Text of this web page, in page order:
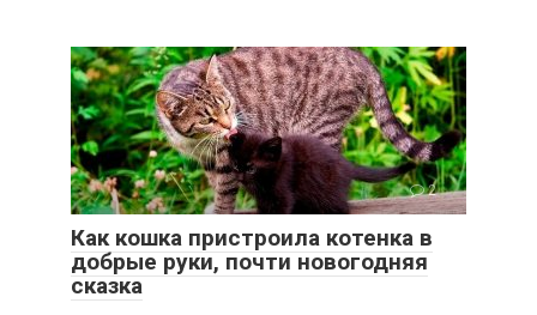
2
Как кошка пристроила котенка в
добрые руки, почти новогодняя
сказка